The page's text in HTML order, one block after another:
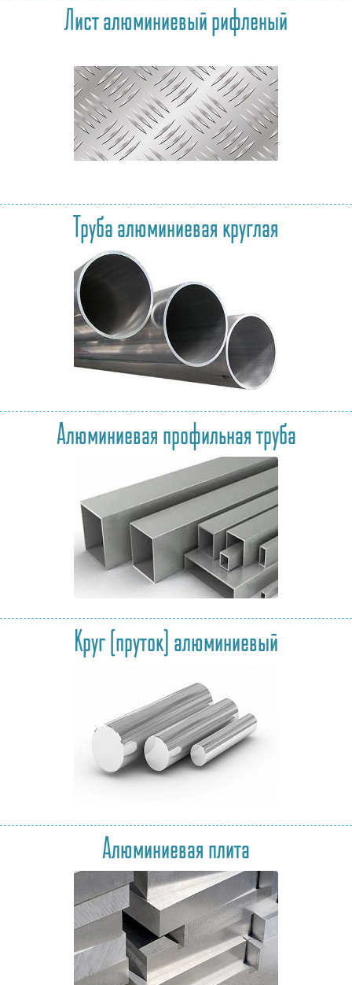
Лист алюминиевый рифленый
Труба алюминиевая круглая
Алюминиевая профильная труба
Круг (пруток) алюминиевый
Алюминиевая плита